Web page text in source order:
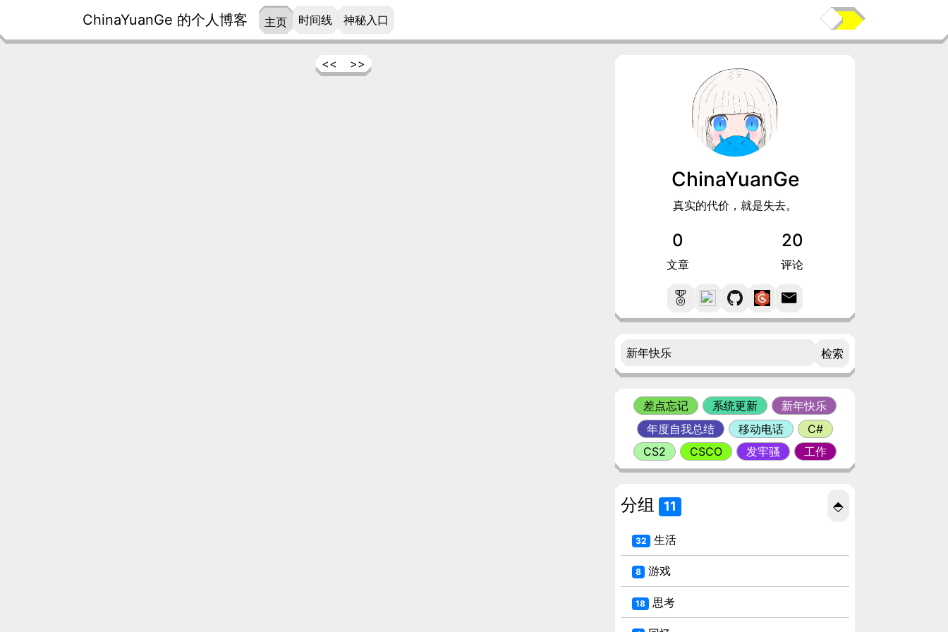
ChinaYuanGe 的个人博客 主页 时间线 神秘入口
<< >>
ChinaYuanGe
真实的代价，就是失去。
0
文章
20
评论
检索
差点忘记 系统更新
新年快乐
年度自我总结
移动电话
C#
CS2
CSCO 发牢骚 工作
分组 11 ⬘
32 生活
8 游戏
18 思考